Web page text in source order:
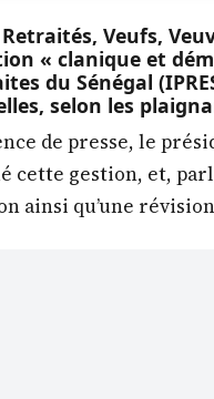
Veufs,
« clanique et
du Sénégal
selon les
de presse, le
cette gestion, et,
ainsi qu’une